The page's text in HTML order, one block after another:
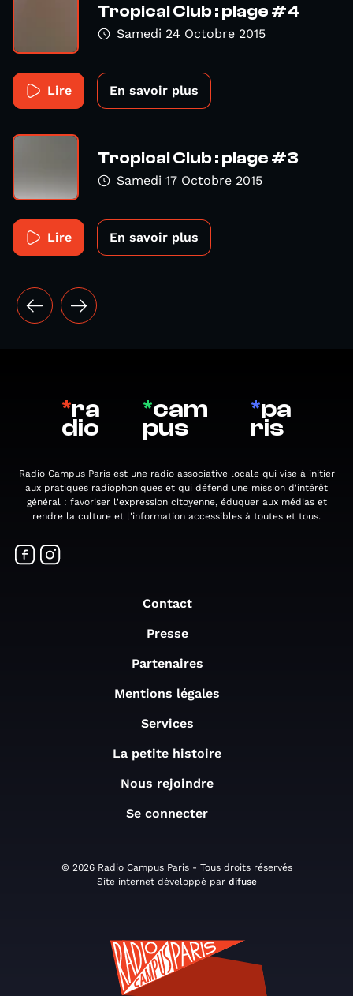
Tropical Club : plage #4
Samedi 24 Octobre 2015
Lire En savoir plus
Tropical Club : plage #3
Samedi 17 Octobre 2015
Lire En savoir plus
*ra
dio
*cam
pus
*pa
ris
Radio Campus Paris est une radio associative locale qui vise à initier
aux pratiques radiophoniques et qui défend une mission d'intérêt
général : favoriser l'expression citoyenne, éduquer aux médias et
rendre la culture et l'information accessibles à toutes et tous.
Contact
Presse
Partenaires
Mentions légales
Services
La petite histoire
Nous rejoindre
Se connecter
© 2026 Radio Campus Paris - Tous droits réservés
Site internet développé par difuse